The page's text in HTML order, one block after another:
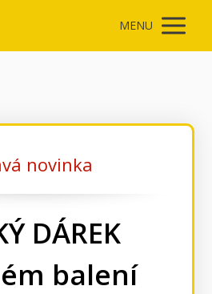
MENU
novinka
DÁREK
balení